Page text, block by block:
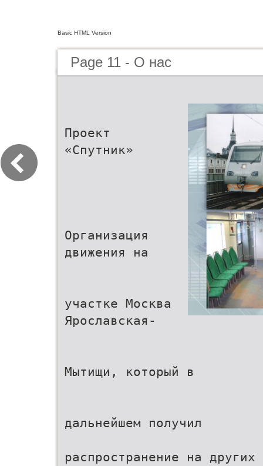
Basic HTML Version
Page 11 - О нас
Проект
«Спутник»
Организация
движения на
участке Москва
Ярославская-
Мытищи, который в
дальнейшем получил
распространение на других